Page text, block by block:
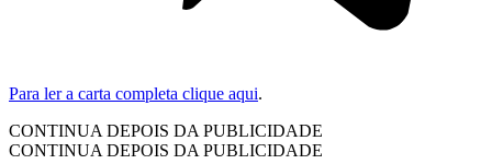
Para ler a carta completa clique aqui.
CONTINUA DEPOIS DA PUBLICIDADE
CONTINUA DEPOIS DA PUBLICIDADE